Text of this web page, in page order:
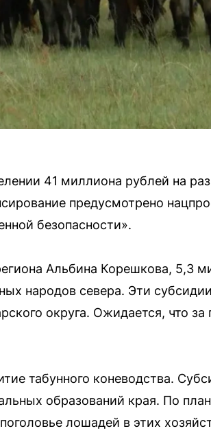
41 миллиона рублей на
предусмотрено
безопасности».
Альбина Корешкова, 5,3
народов севера. Эти
округа. Ожидается, что за
табунного коневодства.
образований края. По
лошадей в этих